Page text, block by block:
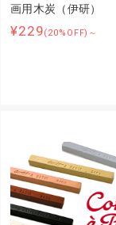
画用木炭（伊研）
¥229(20%OFF)～